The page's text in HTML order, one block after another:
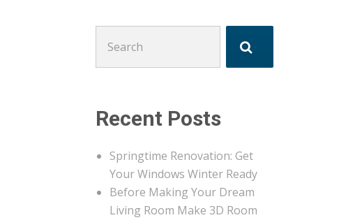
for:
Recent Posts
Springtime Renovation: Get
Your Windows Winter Ready
Before Making Your Dream
Living Room Make 3D Room